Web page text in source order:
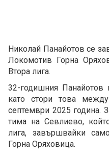
Николай Панайотов се
Локомотив Горна
Втора лига.
32-годишния
като стори това
септември 2025 година.
тима на Севлиево,
лига, завършвайки
Горна Оряховица.